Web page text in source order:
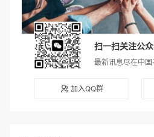
扫一扫关注公
最新讯息尽在中国
加入QQ群